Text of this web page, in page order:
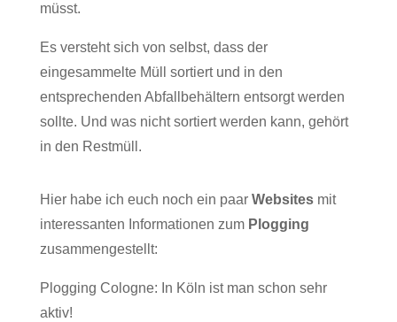
müsst.
Es versteht sich von selbst, dass der
eingesammelte Müll sortiert und in den
entsprechenden Abfallbehältern entsorgt werden
sollte. Und was nicht sortiert werden kann, gehört
in den Restmüll.
Hier habe ich euch noch ein paar Websitesmit
interessanten Informationen zum Plogging
zusammengestellt:
Plogging Cologne: In Köln ist man schon sehr
aktiv!